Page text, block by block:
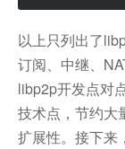
以上只列出了
订阅、中继、
libp2p开发点对
技术点，节约大
扩展性。接下来